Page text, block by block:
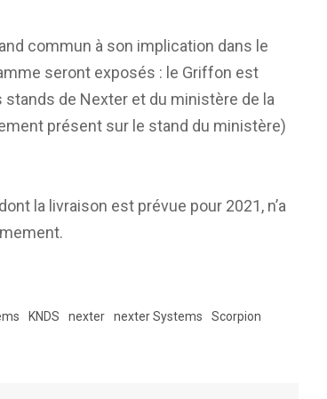
commun à son implication dans le
seront exposés : le Griffon est
de Nexter et du ministère de la
présent sur le stand du ministère)
la livraison est prévue pour 2021, n’a
KNDS nexter nexter Systems Scorpion